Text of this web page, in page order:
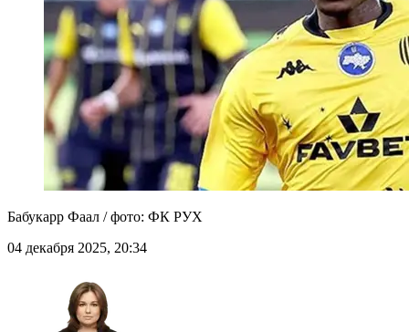
Бабукарр Фаал / фото: ФК РУХ
04 декабря 2025, 20:34